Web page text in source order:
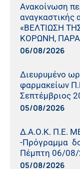
Ανακοίνωση
αναγκαστικής
«ΒΕΛΤΙΩΣΗ
ΚΟΡΩΝΗ,
06/08/2026
Διευρυμένο
φαρμακείων
Σεπτέμβριος
05/08/2026
Δ.Α.Ο.Κ. Π.Ε.
-Πρόγραμμα
Πέμπτη 06/
05/08/2026